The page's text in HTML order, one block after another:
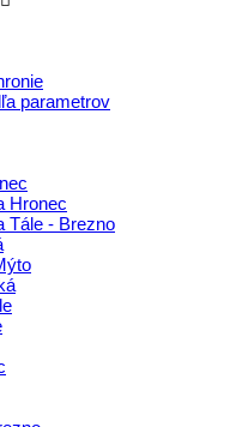
parametrov
Hronec
Tále - Brezno